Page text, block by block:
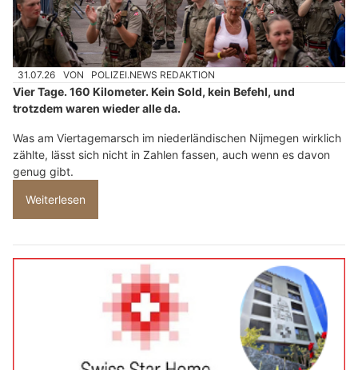
31.07.26 VON POLIZEI.NEWS REDAKTION
Vier Tage. 160 Kilometer. Kein Sold, kein Befehl, und
trotzdem waren wieder alle da.
Was am Viertagemarsch im niederländischen Nijmegen wirklich
zählte, lässt sich nicht in Zahlen fassen, auch wenn es davon
genug gibt.
Weiterlesen